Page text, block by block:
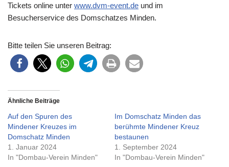
Tickets online unter www.dvm-event.de und im
Besucherservice des Domschatzes Minden.
Bitte teilen Sie unseren Beitrag:
Ähnliche Beiträge
Auf den Spuren des
Mindener Kreuzes im
Domschatz Minden
1. Januar 2024
In "Dombau-Verein Minden"
Im Domschatz Minden das
berühmte Mindener Kreuz
bestaunen
1. September 2024
In "Dombau-Verein Minden"